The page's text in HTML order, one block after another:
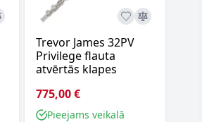
Trevor James 32PV
Privilege flauta
atvērtās klapes
775,00 €
Pieejams veikalā